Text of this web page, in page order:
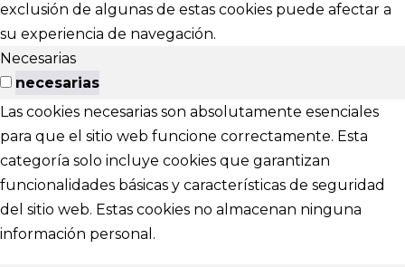
exclusión de algunas de estas cookies puede afectar a
su experiencia de navegación.
Necesarias
necesarias
Las cookies necesarias son absolutamente esenciales
para que el sitio web funcione correctamente. Esta
categoría solo incluye cookies que garantizan
funcionalidades básicas y características de seguridad
del sitio web. Estas cookies no almacenan ninguna
información personal.